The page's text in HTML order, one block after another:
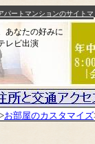
あなたの好みに
レビ出演
>お部屋のカスタマイズ
パートマンションのサイトマ